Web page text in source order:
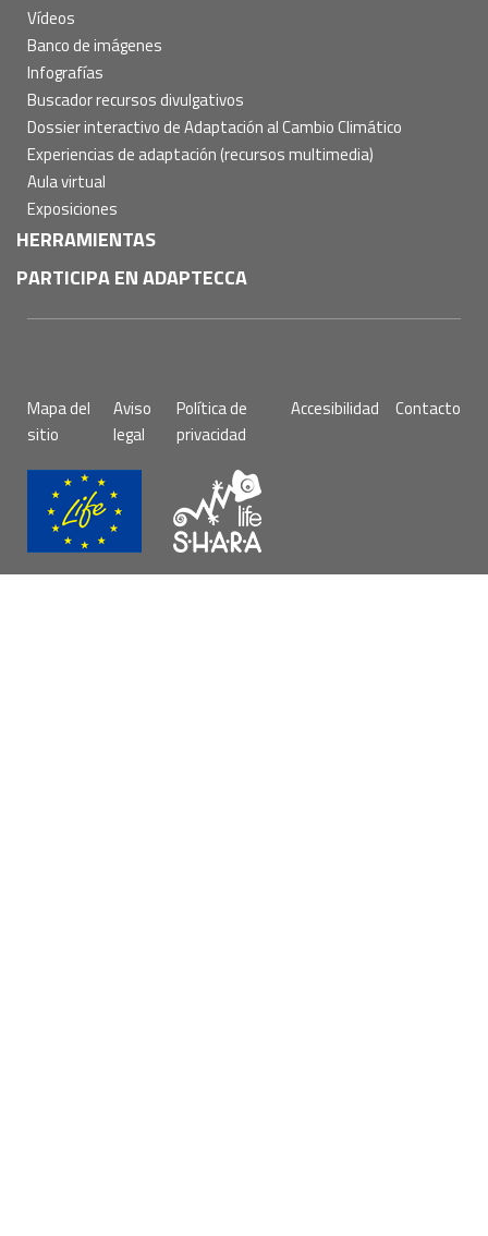
Vídeos
Banco de imágenes
Infografías
Buscador recursos divulgativos
Dossier interactivo de Adaptación al Cambio Climático
Experiencias de adaptación (recursos multimedia)
Aula virtual
Exposiciones
HERRAMIENTAS
PARTICIPA EN ADAPTECCA
de
página
Mapa del
sitio
Aviso
legal
Política de
privacidad
Accesibilidad Contacto